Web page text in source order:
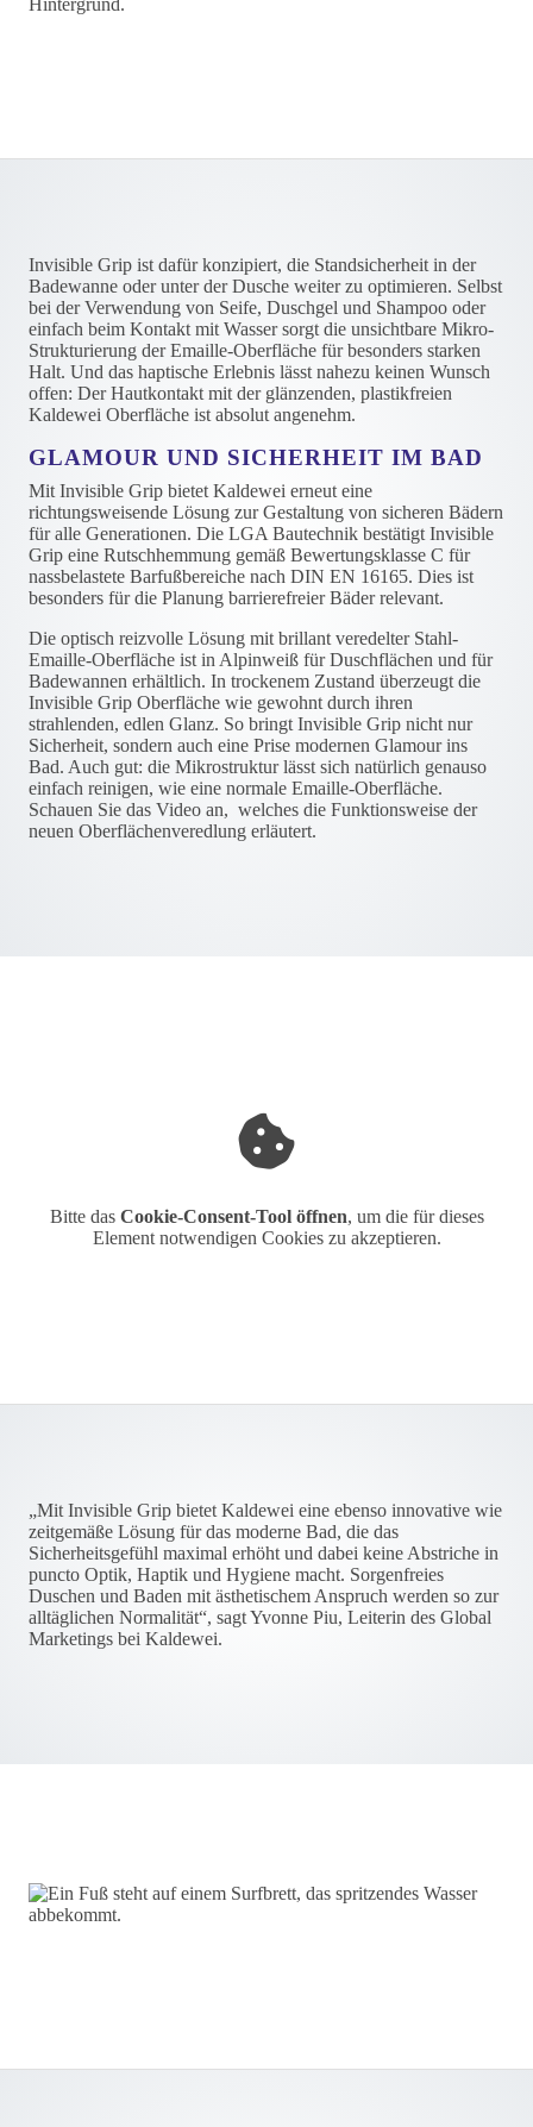
Invisible Grip ist dafür konzipiert, die Standsicherheit in der
Badewanne oder unter der Dusche weiter zu optimieren. Selbst
bei der Verwendung von Seife, Duschgel und Shampoo oder
einfach beim Kontakt mit Wasser sorgt die unsichtbare Mikro-
Strukturierung der Emaille-Oberfläche für besonders starken
Halt. Und das haptische Erlebnis lässt nahezu keinen Wunsch
offen: Der Hautkontakt mit der glänzenden, plastikfreien
Kaldewei Oberfläche ist absolut angenehm.
GLAMOUR UND SICHERHEIT IM BAD
Mit Invisible Grip bietet Kaldewei erneut eine
richtungsweisende Lösung zur Gestaltung von sicheren Bädern
für alle Generationen. Die LGA Bautechnik bestätigt Invisible
Grip eine Rutschhemmung gemäß Bewertungsklasse C für
nassbelastete Barfußbereiche nach DIN EN 16165. Dies ist
besonders für die Planung barrierefreier Bäder relevant.
Die optisch reizvolle Lösung mit brillant veredelter Stahl-
Emaille-Oberfläche ist in Alpinweiß für Duschflächen und für
Badewannen erhältlich. In trockenem Zustand überzeugt die
Invisible Grip Oberfläche wie gewohnt durch ihren
strahlenden, edlen Glanz. So bringt Invisible Grip nicht nur
Sicherheit, sondern auch eine Prise modernen Glamour ins
Bad. Auch gut: die Mikrostruktur lässt sich natürlich genauso
einfach reinigen, wie eine normale Emaille-Oberfläche.
Schauen Sie das Video an, welches die Funktionsweise der
neuen Oberflächenveredlung erläutert.
Bitte das Cookie-Consent-Tool öffnen, um die für dieses
Element notwendigen Cookies zu akzeptieren.
„Mit Invisible Grip bietet Kaldewei eine ebenso innovative wie
zeitgemäße Lösung für das moderne Bad, die das
Sicherheitsgefühl maximal erhöht und dabei keine Abstriche in
puncto Optik, Haptik und Hygiene macht. Sorgenfreies
Duschen und Baden mit ästhetischem Anspruch werden so zur
alltäglichen Normalität“, sagt Yvonne Piu, Leiterin des Global
Marketings bei Kaldewei.